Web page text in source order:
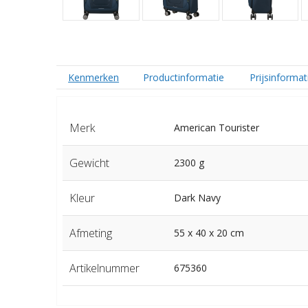
Kenmerken Productinformatie
Merk American Tourister
Gewicht 2300 g
Kleur Dark Navy
Afmeting 55 x 40 x 20 cm
Artikelnummer 675360